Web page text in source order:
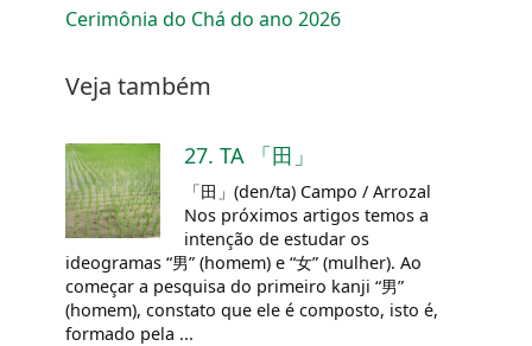
Cerimônia do Chá do ano 2026
Veja também
27. TA 「田」
「田」(den/ta) Campo / Arrozal
Nos próximos artigos temos a
intenção de estudar os
ideogramas “男” (homem) e “女” (mulher). Ao
começar a pesquisa do primeiro kanji “男”
(homem), constato que ele é composto, isto é,
formado pela ...